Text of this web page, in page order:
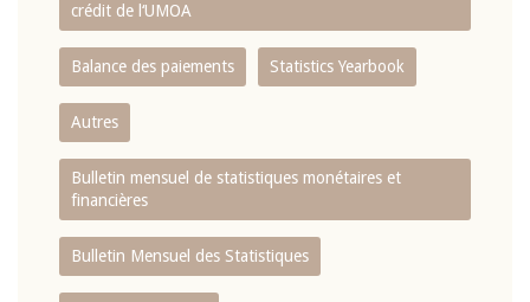
crédit de l‘UMOA
Balance des paiements Statistics Yearbook
Autres
Bulletin mensuel de statistiques monétaires et
financières
Bulletin Mensuel des Statistiques